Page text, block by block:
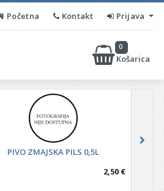
Početna Kontakt Prijava
Košarica
0
PIVO ZMAJSKA PILS 0,5L
2,50 €